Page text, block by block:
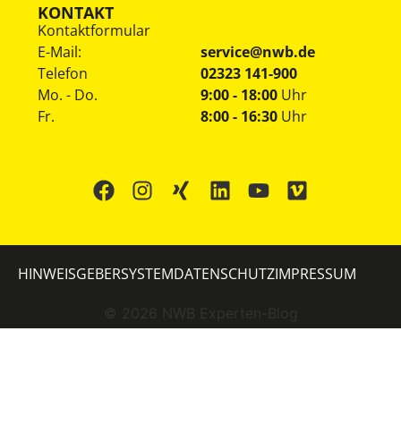
KONTAKT
Kontaktformular
E-Mail:
service@nwb.de
Telefon
02323 141-900
Mo. - Do.
Fr.
9:00 - 18:00 Uhr
8:00 - 16:30 Uhr
© 2026 NWB Experten-Blog
HINWEISGEBERSYSTEMDATENSCHUTZIMPRESSUM